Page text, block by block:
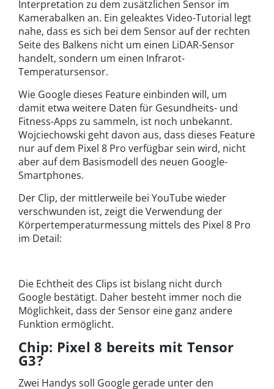
Interpretation zu dem zusätzlichen Sensor im
Kamerabalken an. Ein geleaktes Video-Tutorial legt
nahe, dass es sich bei dem Sensor auf der rechten
Seite des Balkens nicht um einen LiDAR-Sensor
handelt, sondern um einen Infrarot-
Temperatursensor.
Wie Google dieses Feature einbinden will, um
damit etwa weitere Daten für Gesundheits- und
Fitness-Apps zu sammeln, ist noch unbekannt.
Wojciechowski geht davon aus, dass dieses Feature
nur auf dem Pixel 8 Pro verfügbar sein wird, nicht
aber auf dem Basismodell des neuen Google-
Smartphones.
Der Clip, der mittlerweile bei YouTube wieder
verschwunden ist, zeigt die Verwendung der
Körpertemperaturmessung mittels des Pixel 8 Pro
im Detail:
Die Echtheit des Clips ist bislang nicht durch
Google bestätigt. Daher besteht immer noch die
Möglichkeit, dass der Sensor eine ganz andere
Funktion ermöglicht.
Chip: Pixel 8 bereits mit Tensor
G3?
Zwei Handys soll Google gerade unter den